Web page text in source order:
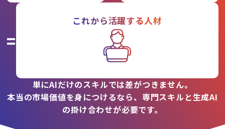
=
これから活躍する人材
単にAIだけのスキルでは差がつきません。
本当の市場価値を身につけるなら、専門スキルと生成AI
の掛け合わせが必要です。